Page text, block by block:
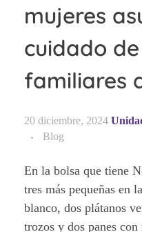
mujeres
cuidado de
familiares
20 diciembre, 2024
Blog
En la bolsa que tiene
tres más pequeñas en
blanco, dos plátanos
trozos y dos panes